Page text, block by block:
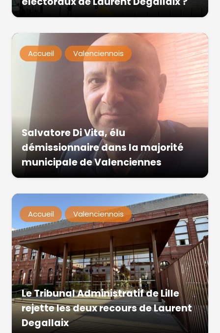
Accueil Valenciennois
Salvatore Di Vita, élu
démissionnaire dans la majorité
municipale de Valenciennes
Accueil Valenciennois
Le Tribunal Administratif de Lille
rejette les deux recours de Laurent
Degallaix